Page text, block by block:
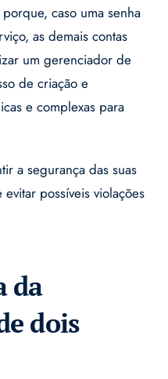
caso uma senha
as demais contas
um gerenciador de
de criação e
e complexas para
a segurança das suas
possíveis violações
da
dois